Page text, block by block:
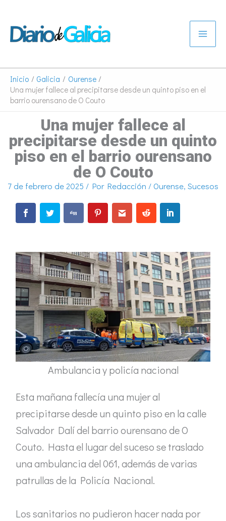
contenido
Inicio Galicia
Ourense
Una mujer fallece al precipitarse desde un quinto piso en el
barrio ourensano de O Couto
Una mujer fallece al
precipitarse desde un quinto
piso en el barrio ourensano
de O Couto
7 de febrero de 2025 / Por Redacción /Ourense, Sucesos
Ambulancia y policía nacional
Esta mañana fallecía una mujer al
precipitarse desde un quinto piso en la calle
Salvador Dalí del barrio ourensano de O
Couto. Hasta el lugar del suceso se traslado
una ambulancia del 061, además de varias
patrullas de la Policía Nacional.
Los sanitarios no pudieron hacer nada por